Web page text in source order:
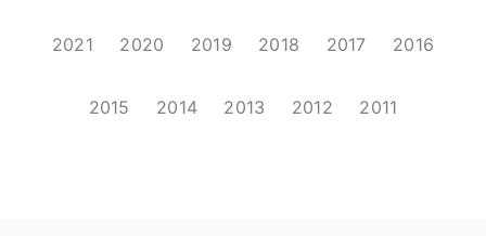
2021 2020 2019 2018 2017 2016
2015 2014 2013 2012 2011